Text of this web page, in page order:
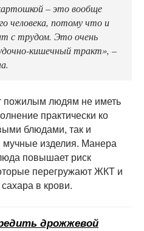
– это вообще
человека, потому что и
с трудом. Это очень
кишечный тракт», –
пожилым людям не иметь
практически ко
блюдами, так и
изделия. Манера
повышает риск
перегружают ЖКТ и
в крови.
дрожжевой